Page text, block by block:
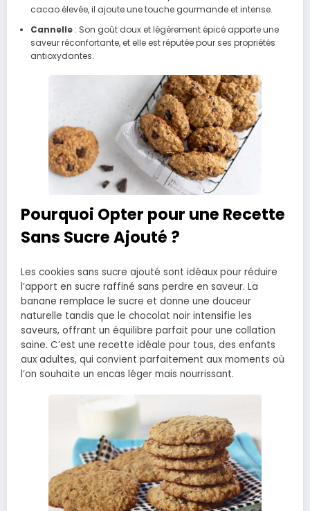
cacao élevée, il ajoute une touche gourmande et intense.
Cannelle: Son goût doux et légèrement épicé apporte une
saveur réconfortante, et elle est réputée pour ses propriétés
antioxydantes.
Pourquoi Opter pour une Recette
Sans Sucre Ajouté ?
Les cookies sans sucre ajouté sont idéaux pour réduire
l’apport en sucre raffiné sans perdre en saveur. La
banane remplace le sucre et donne une douceur
naturelle tandis que le chocolat noir intensifie les
saveurs, offrant un équilibre parfait pour une collation
saine. C’est une recette idéale pour tous, des enfants
aux adultes, qui convient parfaitement aux moments où
l’on souhaite un encas léger mais nourrissant.